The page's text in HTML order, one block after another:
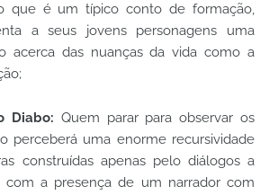
que é um típico conto de formação,
a seus jovens personagens uma
acerca das nuanças da vida como a
Diabo: Quem parar para observar os
perceberá uma enorme recursividade
construídas apenas pelo diálogos a
com a presença de um narrador com